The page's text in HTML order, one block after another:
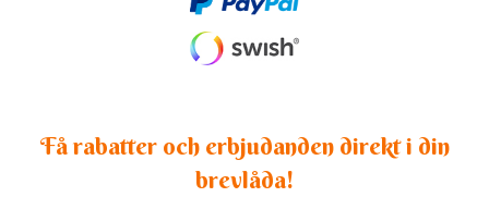
Få rabatter och erbjudanden direkt i din
brevlåda!